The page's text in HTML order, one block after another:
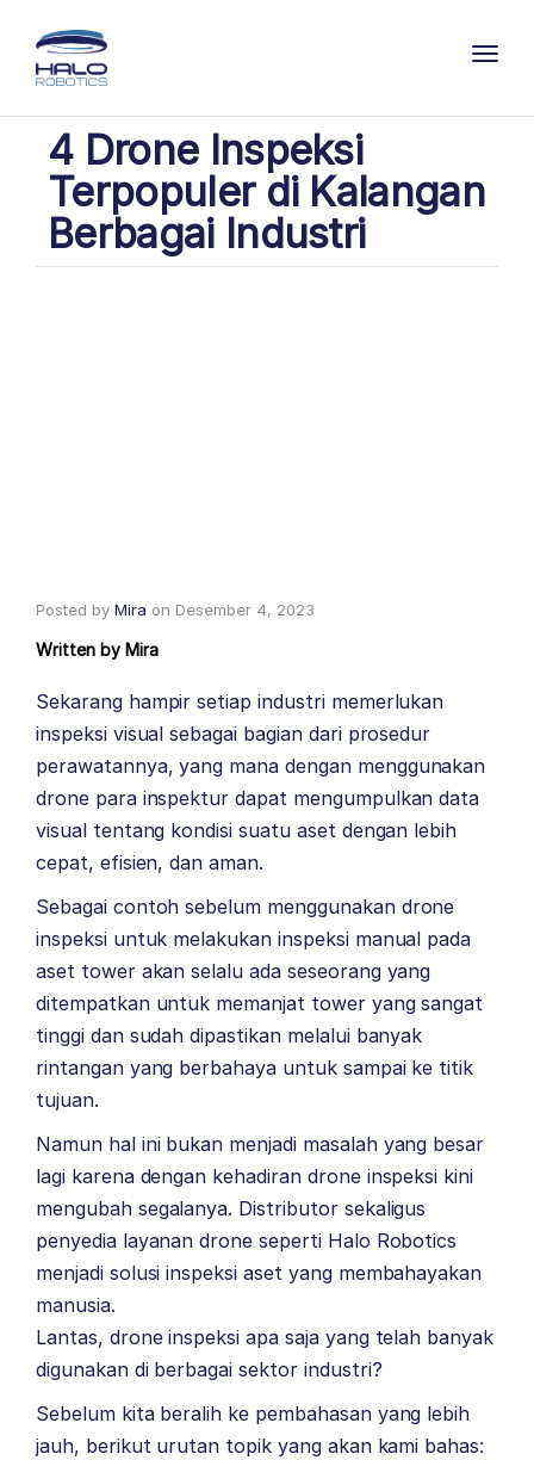
4 Drone Inspeksi
Terpopuler di Kalangan
Berbagai Industri
Posted by Mira on Desember 4, 2023
Written by Mira
Sekarang hampir setiap industri memerlukan
inspeksi visual sebagai bagian dari prosedur
perawatannya, yang mana dengan menggunakan
drone para inspektur dapat mengumpulkan data
visual tentang kondisi suatu aset dengan lebih
cepat, efisien, dan aman.
Sebagai contoh sebelum menggunakan drone
inspeksi untuk melakukan inspeksi manual pada
aset tower akan selalu ada seseorang yang
ditempatkan untuk memanjat tower yang sangat
tinggi dan sudah dipastikan melalui banyak
rintangan yang berbahaya untuk sampai ke titik
tujuan.
Namun hal ini bukan menjadi masalah yang besar
lagi karena dengan kehadiran drone inspeksi kini
mengubah segalanya. Distributor sekaligus
penyedia layanan drone seperti Halo Robotics
menjadi solusi inspeksi aset yang membahayakan
manusia.
Lantas, drone inspeksi apa saja yang telah banyak
digunakan di berbagai sektor industri?
Sebelum kita beralih ke pembahasan yang lebih
jauh, berikut urutan topik yang akan kami bahas: